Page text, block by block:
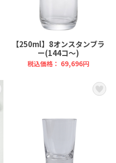
【250ml】8オンスタンブラ
ー(144コ～)
税込価格： 69,696円